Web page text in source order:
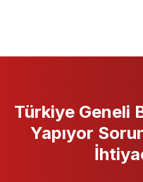
Türkiye Geneli
Yapıyor